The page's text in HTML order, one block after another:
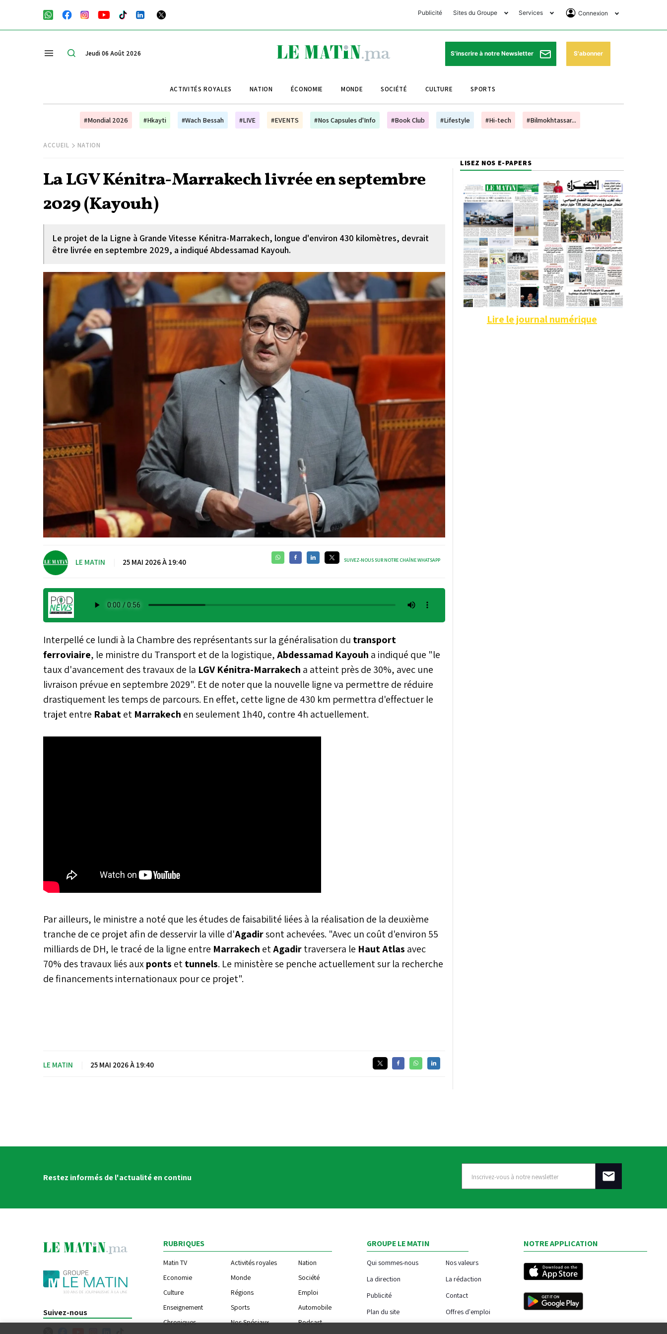
Publicité Sites du Groupe
Club Avantages
Le Matin Sports
Le Matin Store
Le Matin Annonces
Morocco Today Forum
Bookclub
Services
Horaires de prières
Pharmacies de garde
Programme TV
Cinéma
Connexion
Se Connecter
Abonnement
Jeudi 06 Août 2026 S'inscrire à notre Newsletter S'abonner
ACTIVITÉS ROYALES NATION ÉCONOMIE MONDE SOCIÉTÉ CULTURE SPORTS
#Mondial 2026 #Hkayti #Wach Bessah #LIVE #EVENTS #Nos Capsules d'Info #Book Club #Lifestyle #Hi-tech #Bilmokhtassar...
ACCUEIL NATION
La LGV Kénitra-Marrakech livrée en septembre
2029 (Kayouh)
Le projet de la Ligne à Grande Vitesse Kénitra-Marrakech, longue d'environ 430 kilomètres, devrait
être livrée en septembre 2029, a indiqué Abdessamad Kayouh.
LE MATIN 25 MAI 2026 À 19:40 SUIVEZ-NOUS SUR NOTRE CHAÎNE WHATSAPP
Interpellé ce lundi à la Chambre des représentants sur la généralisation du transport
ferroviaire, le ministre du Transport et de la logistique,Abdessamad Kayouh a indiqué que "le
taux d'avancement des travaux de la LGV Kénitra-Marrakech a atteint près de 30%, avec une
livraison prévue en septembre 2029". Et de noter que la nouvelle ligne va permettre de réduire
drastiquement les temps de parcours. En effet, cette ligne de 430 km permettra d'effectuer le
trajet entre Rabatet Marrakech en seulement 1h40, contre 4h actuellement.
Par ailleurs, le ministre a noté que les études de faisabilité liées à la réalisation de la deuxième
tranche de ce projet afin de desservir la ville d'Agadirsont achevées. "Avec un coût d'environ 55
milliards de DH, le tracé de la ligne entre Marrakech etAgadirtraversera le Haut Atlas avec
70% des travaux liés auxponts ettunnels. Le ministère se penche actuellement sur la recherche
de financements internationaux pour ce projet".
LE MATIN 25 MAI 2026 À 19:40
LISEZ NOS E-PAPERS
Lire le journal numérique
Restez informés de l'actualité en continu
Suivez-nous
RUBRIQUES
Matin TV Activités royales
Nation
Economie
Monde
Société
Culture
Régions
Emploi
Enseignement
Sports
Automobile
Chroniques
Nos Spéciaux Podcast
GROUPE LE MATIN
Qui sommes-nous
Nos valeurs
La direction
La rédaction
Publicité
Contact
Plan du site
Offres d'emploi
NOTRE APPLICATION